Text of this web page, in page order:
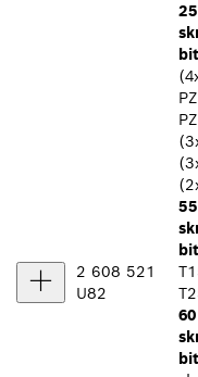
2 608 521
U82